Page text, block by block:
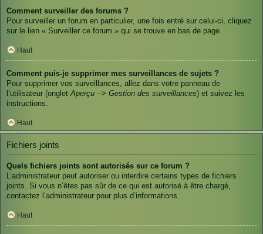
Comment surveiller des forums ?
Pour surveiller un forum en particulier, une fois entré sur celui-ci, cliquez
sur le lien « Surveiller ce forum » qui se trouve en bas de page.
Haut
Comment puis-je supprimer mes surveillances de sujets ?
Pour supprimer vos surveillances, allez dans votre panneau de
l’utilisateur (onglet Aperçu --> Gestion des surveillances) et suivez les
instructions.
Haut
Fichiers joints
Quels fichiers joints sont autorisés sur ce forum ?
L’administrateur peut autoriser ou interdire certains types de fichiers
joints. Si vous n’êtes pas sûr de ce qui est autorisé à être chargé,
contactez l’administrateur pour plus d’informations.
Haut